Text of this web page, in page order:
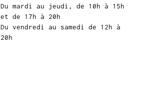
Du mardi au jeudi, de 10h à 15h
et de 17h à 20h
Du vendredi au samedi de 12h à
20h